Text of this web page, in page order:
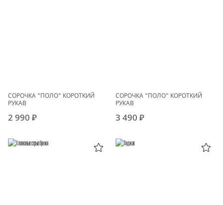
СОРОЧКА "ПОЛО" КОРОТКИЙ
РУКАВ
2 990 ₽
СОРОЧКА "ПОЛО" КОРОТКИЙ
РУКАВ
3 490 ₽